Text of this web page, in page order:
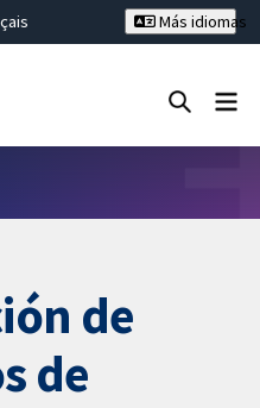
Más idiomas
de
de